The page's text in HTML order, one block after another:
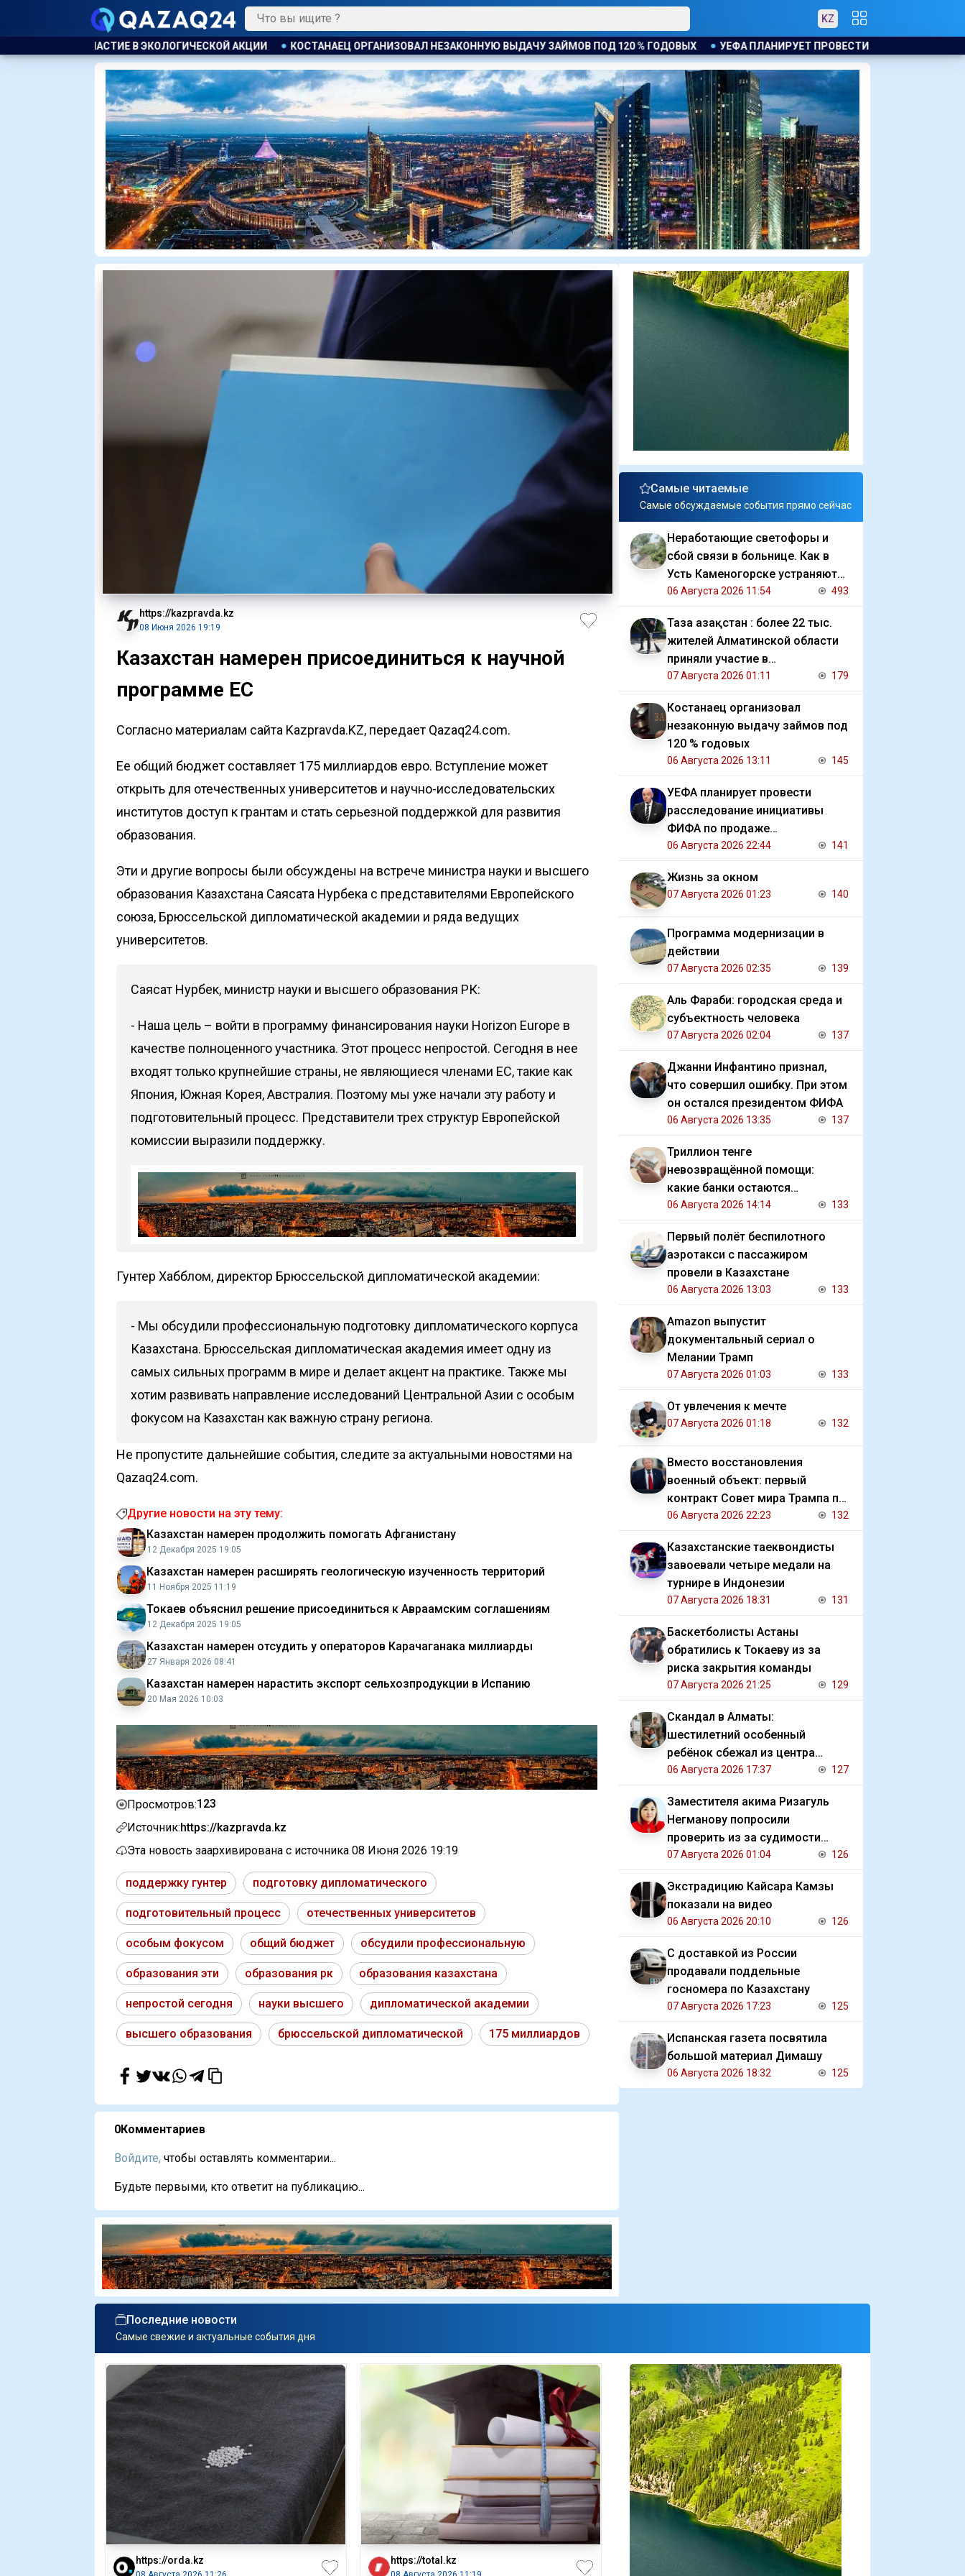
KZ
КОСТАНАЕЦ ОРГАНИЗОВАЛ НЕЗАКОННУЮ ВЫДАЧУ ЗАЙМОВ ПОД 120 % ГОДОВЫХ УЕФА ПЛАНИРУЕТ ПРОВЕСТИ РАССЛЕДОВАНИЕ ИНИЦИАТИВЫ ФИФА ПО ПРОДАЖЕ
https://kazpravda.kz
08 Июня 2026 19:19
Казахстан намерен присоединиться к научной
программе ЕС
Согласно материалам сайта Kazpravda.KZ, передает Qazaq24.com.
Ее общий бюджет составляет 175 миллиардов евро. Вступление может
открыть для отечественных университетов и научно-исследовательских
институтов доступ к грантам и стать серьезной поддержкой для развития
образования.
Эти и другие вопросы были обсуждены на встрече министра науки и высшего
образования Казахстана Саясата Нурбека с представителями Европейского
союза, Брюссельской дипломатической академии и ряда ведущих
университетов.
Саясат Нурбек, министр науки и высшего образования РК:
- Наша цель – войти в программу финансирования науки Horizon Europe в
качестве полноценного участника. Этот процесс непростой. Сегодня в нее
входят только крупнейшие страны, не являющиеся членами ЕС, такие как
Япония, Южная Корея, Австралия. Поэтому мы уже начали эту работу и
подготовительный процесс. Представители трех структур Европейской
комиссии выразили поддержку.
Гунтер Хабблом, директор Брюссельской дипломатической академии:
- Мы обсудили профессиональную подготовку дипломатического корпуса
Казахстана. Брюссельская дипломатическая академия имеет одну из
самых сильных программ в мире и делает акцент на практике. Также мы
хотим развивать направление исследований Центральной Азии с особым
фокусом на Казахстан как важную страну региона.
Не пропустите дальнейшие события, следите за актуальными новостями на
Qazaq24.com.
Другие новости на эту тему:
Казахстан намерен продолжить помогать Афганистану
12 Декабря 2025 19:05
Казахстан намерен расширять геологическую изученность территорий
11 Ноября 2025 11:19
Токаев объяснил решение присоединиться к Авраамским соглашениям
12 Декабря 2025 19:05
Казахстан намерен отсудить у операторов Карачаганака миллиарды
27 Января 2026 08:41
Казахстан намерен нарастить экспорт сельхозпродукции в Испанию
20 Мая 2026 10:03
Просмотров:123
Источник:https://kazpravda.kz
Эта новость заархивирована с источника 08 Июня 2026 19:19
поддержку гунтер подготовку дипломатического
подготовительный процесс отечественных университетов
особым фокусом общий бюджет обсудили профессиональную
образования эти образования рк образования казахстана
непростой сегодня науки высшего дипломатической академии
высшего образования брюссельской дипломатической 175 миллиардов
0Комментариев
Войдите, чтобы оставлять комментарии...
Будьте первыми, кто ответит на публикацию...
Самые читаемые
Самые обсуждаемые события прямо сейчас
Неработающие светофоры и
сбой связи в больнице. Как в
Усть Каменогорске устраняют
последствия ливня
06 Августа 2026 11:54 493
Таза Қазақстан : более 22 тыс.
жителей Алматинской области
приняли участие в
экологической акции
07 Августа 2026 01:11 179
Костанаец организовал
незаконную выдачу займов под
120 % годовых
06 Августа 2026 13:11 145
УЕФА планирует провести
расследование инициативы
ФИФА по продаже
коммерческих прав на ЧМ
06 Августа 2026 22:44 141
Жизнь за окном
07 Августа 2026 01:23 140
Программа модернизации в
действии
07 Августа 2026 02:35 139
Аль Фараби: городская среда и
субъектность человека
07 Августа 2026 02:04 137
Джанни Инфантино признал,
что совершил ошибку. При этом
он остался президентом ФИФА
06 Августа 2026 13:35 137
Триллион тенге
невозвращённой помощи:
какие банки остаются
должниками государства
06 Августа 2026 14:14 133
Первый полёт беспилотного
аэротакси с пассажиром
провели в Казахстане
06 Августа 2026 13:03 133
Amazon выпустит
документальный сериал о
Мелании Трамп
07 Августа 2026 01:03 133
От увлечения к мечте
07 Августа 2026 01:18 132
Вместо восстановления
военный объект: первый
контракт Совет мира Трампа по
Газе
06 Августа 2026 22:23 132
Казахстанские таеквондисты
завоевали четыре медали на
турнире в Индонезии
07 Августа 2026 18:31 131
Баскетболисты Астаны
обратились к Токаеву из за
риска закрытия команды
07 Августа 2026 21:25 129
Скандал в Алматы:
шестилетний особенный
ребёнок сбежал из центра
реабилитации и потерялся
06 Августа 2026 17:37 127
Заместителя акима Ризагуль
Негманову попросили
проверить из за судимости
сестры
07 Августа 2026 01:04 126
Экстрадицию Кайсара Камзы
показали на видео
06 Августа 2026 20:10 126
С доставкой из России
продавали поддельные
госномера по Казахстану
07 Августа 2026 17:23 125
Испанская газета посвятила
большой материал Димашу
06 Августа 2026 18:32 125
Последние новости
Самые свежие и актуальные события дня
https://orda.kz https://total.kz